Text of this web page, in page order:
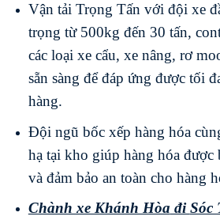
Vận tải Trọng Tấn với đội xe
trọng từ 500kg đến 30 tấn,
các loại xe cẩu, xe nâng, rơ
sẵn sàng để đáp ứng được tối
hàng.
Đội ngũ bốc xếp hàng hóa
hạ tại kho giúp hàng hóa được
và đảm bảo an toàn cho hàng
Chành xe Khánh Hòa điSóc